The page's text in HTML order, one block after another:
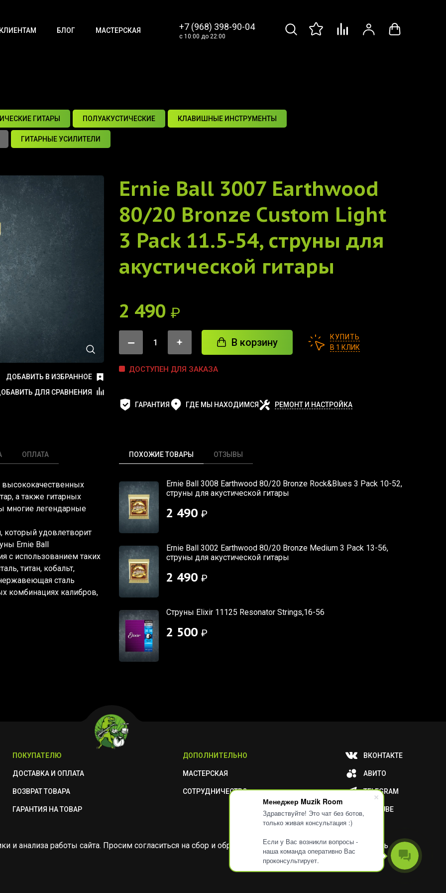
Менеджер Muzik Room
Здравствуйте! Это чат без ботов,
только живая консультация :)
Если у Вас возникли вопросы -
наша команда оперативно Вас
проконсультирует.
БЛОГ МАСТЕРСКАЯ +7 (968) 398-90-04
с 10:00 до 22:00
ГИТАРЫ ПОЛУАКУСТИЧЕСКИЕ КЛАВИШНЫЕ ИНСТРУМЕНТЫ
ГИТАРНЫЕ УСИЛИТЕЛИ
ДОБАВИТЬ В ИЗБРАННОЕ
ДЛЯ СРАВНЕНИЯ
Ernie Ball 3007 Earthwood
80/20 Bronze Custom Light
3 Pack 11.5-54, струны для
акустической гитары
2 490 ₽
В корзину
КУПИТЬ
В 1 КЛИК
ДОСТУПЕН ДЛЯ ЗАКАЗА
ГАРАНТИЯ ГДЕ МЫ НАХОДИМСЯ РЕМОНТ И НАСТРОЙКА
ОПЛАТА
высококачественных
а также гитарных
многие легендарные
который удовлетворит
Ernie Ball
с использованием таких
титан, кобальт,
сталь
комбинациях калибров,
ПОХОЖИЕ ТОВАРЫ ОТЗЫВЫ
Ernie Ball 3008 Earthwood 80/20 Bronze Rock&Blues 3 Pack 10-52,
струны для акустической гитары
2 490 ₽
Ernie Ball 3002 Earthwood 80/20 Bronze Medium 3 Pack 13-56,
струны для акустической гитары
2 490 ₽
Струны Elixir 11125 Resonator Strings,16-56
2 500 ₽
ПОКУПАТЕЛЮ
ДОСТАВКА И ОПЛАТА
ВОЗВРАТ ТОВАРА
ГАРАНТИЯ НА ТОВАР
ДОПОЛНИТЕЛЬНО
МАСТЕРСКАЯ
СОТРУДНИЧЕСТВО
ВКОНТАКТЕ
АВИТО
TELEGRAM
YOUTUBE
Разработка Дизайн
и анализа работы сайта. Просим согласиться на сбор и обработку ваших метаданных или отключить